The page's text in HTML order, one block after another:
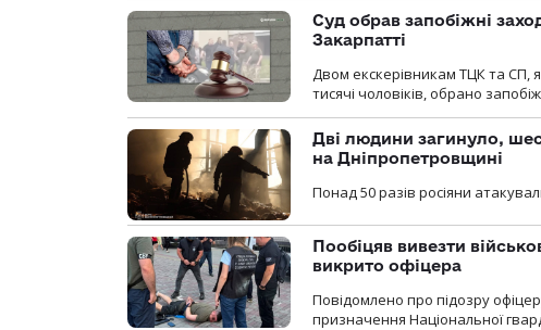
Суд обрав запобіжні
Закарпатті
Двом екскерівникам ТЦК та СП,
тисячі чоловіків, обрано
Дві людини загинуло,
на Дніпропетровщині
Понад 50 разів росіяни
Пообіцяв вивезти
викрито офіцера
Повідомлено про підозру
призначення Національної